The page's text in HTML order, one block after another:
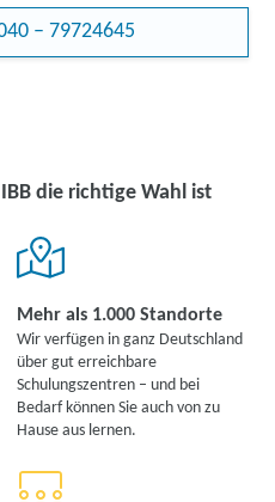
– 79724645
die richtige Wahl ist
Mehr als 1.000 Standorte
Wir verfügen in ganz Deutschland
über gut erreichbare
Schulungszentren – und bei
Bedarf können Sie auch von zu
Hause aus lernen.